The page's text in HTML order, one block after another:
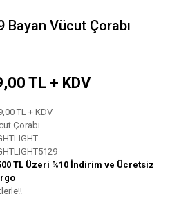
Bayan Vücut Çorabı
TL + KDV
TL + KDV
Çorabı
TL Üzeri %10 İndirim ve Ücretsiz